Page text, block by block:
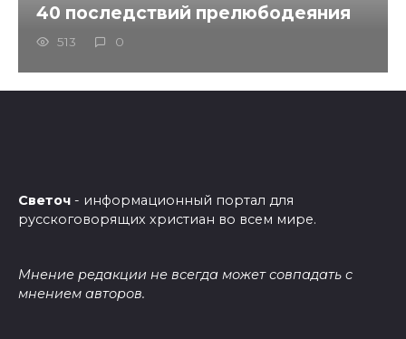
40 последствий прелюбодеяния
513 0
Светоч - информационный портал для
русскоговорящих христиан во всем мире.
Мнение редакции не всегда может совпадать с
мнением авторов.